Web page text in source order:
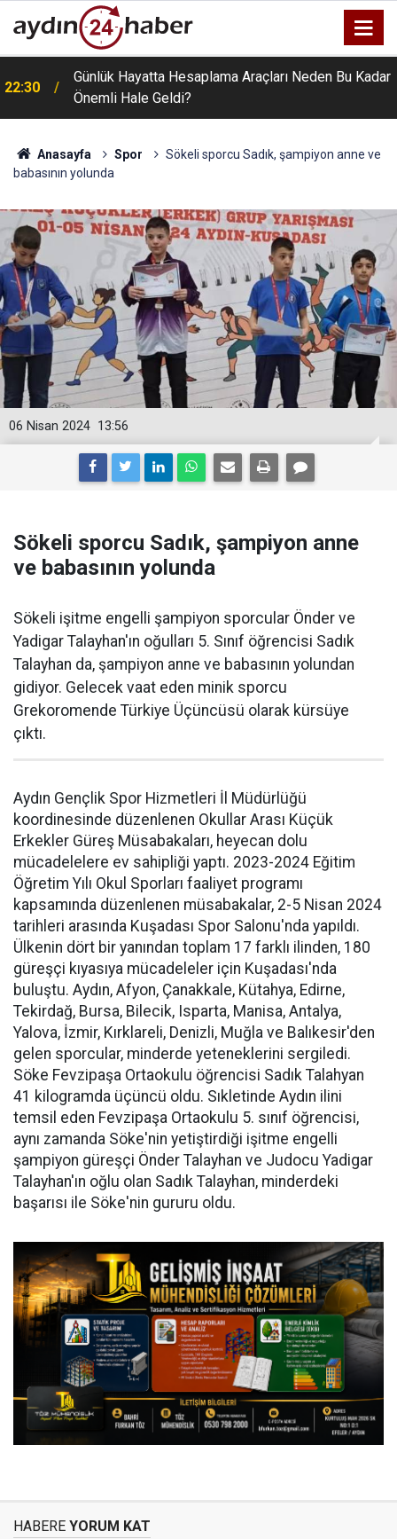
22:30
Günlük Hayatta Hesaplama Araçları Neden Bu Kadar
Önemli Hale Geldi?
Anasayfa Spor
Sökeli sporcu Sadık, şampiyon anne ve
babasının yolunda
13:56
06 Nisan 2024
Sökeli sporcu Sadık, şampiyon anne
ve babasının yolunda
Sökeli işitme engelli şampiyon sporcular Önder ve
Yadigar Talayhan'ın oğulları 5. Sınıf öğrencisi Sadık
Talayhan da, şampiyon anne ve babasının yolundan
gidiyor. Gelecek vaat eden minik sporcu
Grekoromende Türkiye Üçüncüsü olarak kürsüye
çıktı.
Aydın Gençlik Spor Hizmetleri İl Müdürlüğü
koordinesinde düzenlenen Okullar Arası Küçük
Erkekler Güreş Müsabakaları, heyecan dolu
mücadelelere ev sahipliği yaptı. 2023-2024 Eğitim
Öğretim Yılı Okul Sporları faaliyet programı
kapsamında düzenlenen müsabakalar, 2-5 Nisan 2024
tarihleri arasında Kuşadası Spor Salonu'nda yapıldı.
Ülkenin dört bir yanından toplam 17 farklı ilinden, 180
güreşçi kıyasıya mücadeleler için Kuşadası'nda
buluştu. Aydın, Afyon, Çanakkale, Kütahya, Edirne,
Tekirdağ, Bursa, Bilecik, Isparta, Manisa, Antalya,
Yalova, İzmir, Kırklareli, Denizli, Muğla ve Balıkesir'den
gelen sporcular, minderde yeteneklerini sergiledi.
Söke Fevzipaşa Ortaokulu öğrencisi Sadık Talahyan
41 kilogramda üçüncü oldu. Sıkletinde Aydın ilini
temsil eden Fevzipaşa Ortaokulu 5. sınıf öğrencisi,
aynı zamanda Söke'nin yetiştirdiği işitme engelli
şampiyon güreşçi Önder Talayhan ve Judocu Yadigar
Talayhan'ın oğlu olan Sadık Talayhan, minderdeki
başarısı ile Söke'nin gururu oldu.
HABERE YORUM KAT